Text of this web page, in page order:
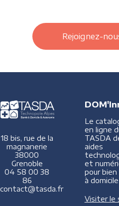
Rejoignez-
18 bis, rue de la
magnanerie
38000
Grenoble
04 58 00 38
86
contact@tasda.fr
Le
en ligne
TASDA
aides
et
pour bien
à domicile
Visiter le